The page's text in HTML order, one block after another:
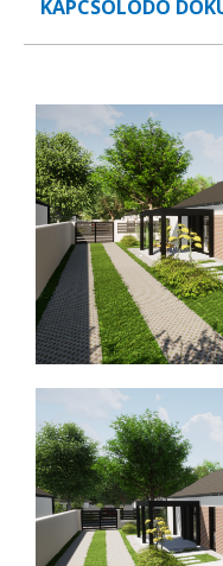
KAPCSOLÓDÓ